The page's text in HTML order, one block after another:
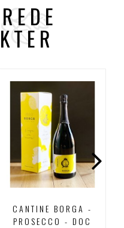
CANTINE BORGA -
PROSECCO - DOC